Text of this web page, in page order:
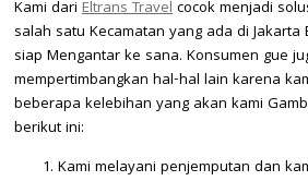
Kami dari Eltrans Travelcocok menjadi
salah satu Kecamatan yang ada di
siap Mengantar ke sana. Konsumen gue
mempertimbangkan hal-hal lain karena
beberapa kelebihan yang akan kami
berikut ini:
Kami melayani penjemputan dan